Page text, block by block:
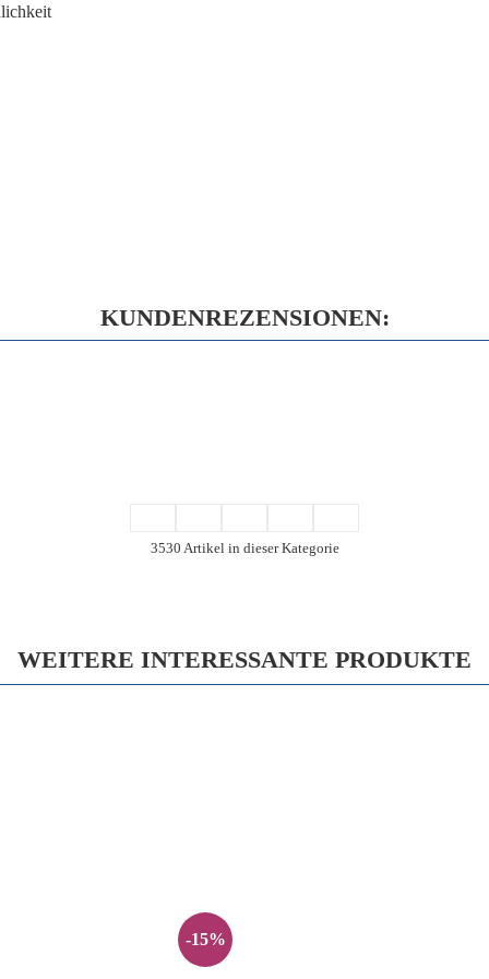
KUNDENREZENSIONEN:
3530 Artikel in dieser Kategorie
WEITERE INTERESSANTE PRODUKTE
-15%